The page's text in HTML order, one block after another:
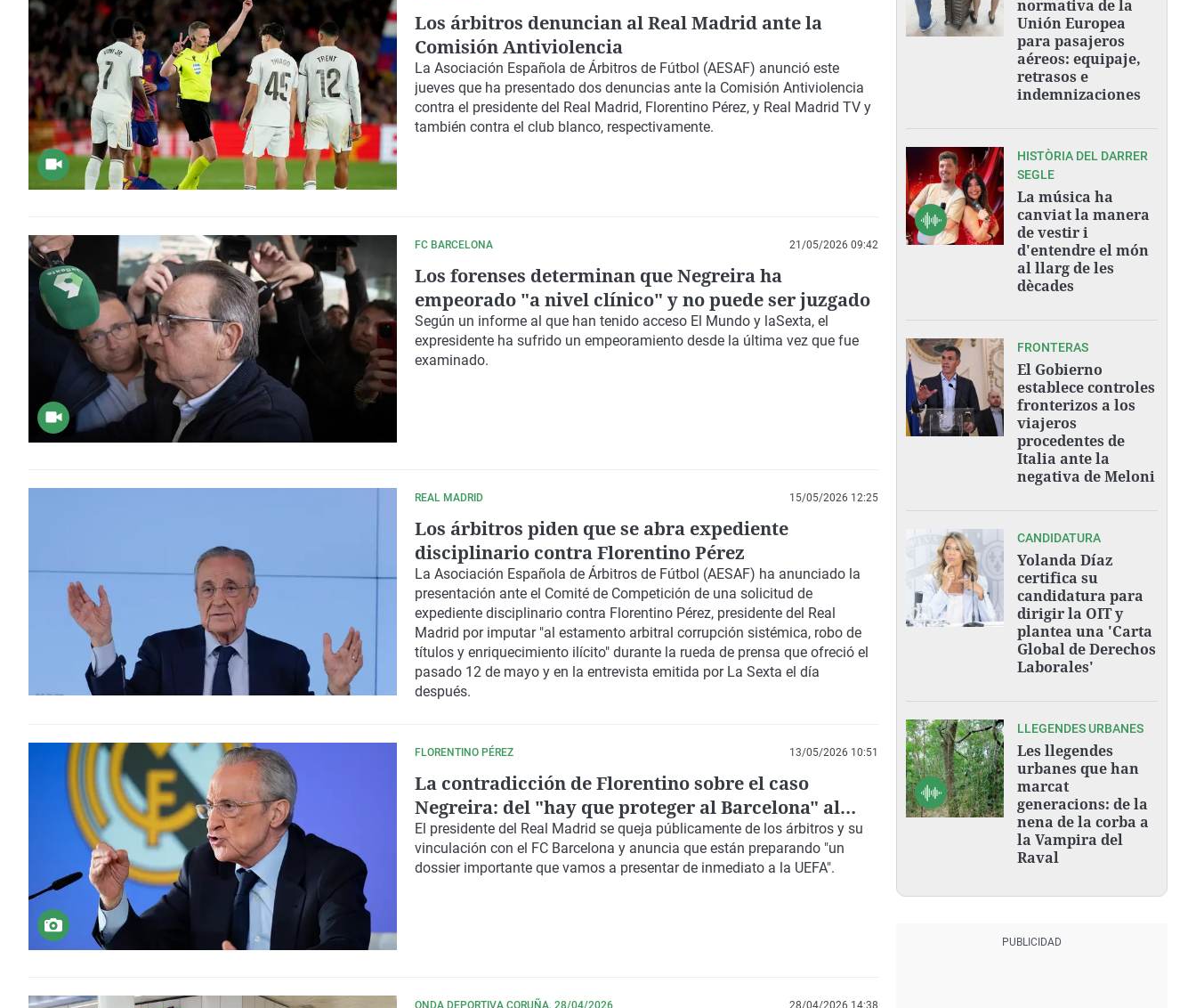
Los árbitros denuncian al Real Madrid ante la
Comisión Antiviolencia
La Asociación Española de Árbitros de Fútbol (AESAF) anunció este
jueves que ha presentado dos denuncias ante la Comisión Antiviolencia
contra el presidente del Real Madrid, Florentino Pérez, y Real Madrid TV y
también contra el club blanco, respectivamente.
FC BARCELONA 21/05/2026 09:42
Los forenses determinan que Negreira ha
empeorado "a nivel clínico" y no puede ser juzgado
Según un informe al que han tenido acceso El Mundo y laSexta, el
expresidente ha sufrido un empeoramiento desde la última vez que fue
examinado.
REAL MADRID 15/05/2026 12:25
Los árbitros piden que se abra expediente
disciplinario contra Florentino Pérez
La Asociación Española de Árbitros de Fútbol (AESAF) ha anunciado la
presentación ante el Comité de Competición de una solicitud de
expediente disciplinario contra Florentino Pérez, presidente del Real
Madrid por imputar "al estamento arbitral corrupción sistémica, robo de
títulos y enriquecimiento ilícito" durante la rueda de prensa que ofreció el
pasado 12 de mayo y en la entrevista emitida por La Sexta el día
después.
FLORENTINO PÉREZ 13/05/2026 10:51
La contradicción de Florentino sobre el caso
Negreira: del "hay que proteger al Barcelona" al
"mayor escándalo del fútbol mundial"
El presidente del Real Madrid se queja públicamente de los árbitros y su
vinculación con el FC Barcelona y anuncia que están preparando "un
dossier importante que vamos a presentar de inmediato a la UEFA".
ONDA DEPORTIVA CORUÑA, 28/04/2026 28/04/2026 14:38
normativa de la
Unión Europea
para pasajeros
aéreos: equipaje,
retrasos e
indemnizaciones
HISTÒRIA DEL DARRER
SEGLE
La música ha
canviat la manera
de vestir i
d'entendre el món
al llarg de les
dècades
FRONTERAS
El Gobierno
establece controles
fronterizos a los
viajeros
procedentes de
Italia ante la
negativa de Meloni
CANDIDATURA
Yolanda Díaz
certifica su
candidatura para
dirigir la OIT y
plantea una 'Carta
Global de Derechos
Laborales'
LLEGENDES URBANES
Les llegendes
urbanes que han
marcat
generacions: de la
nena de la corba a
la Vampira del
Raval